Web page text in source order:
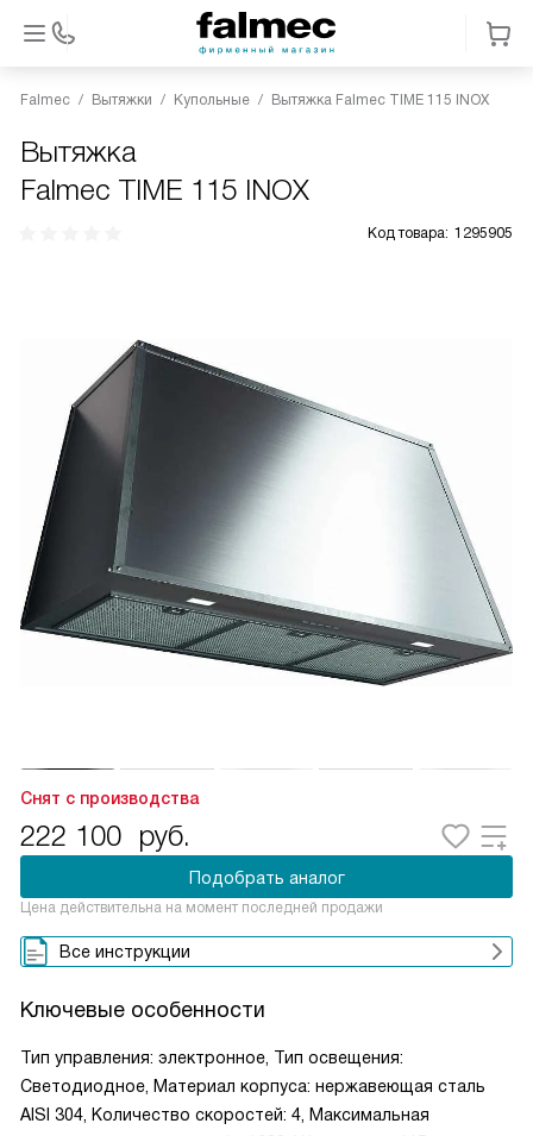
Falmec Вытяжки Купольные Вытяжка Falmec TIME 115 INOX
Вытяжка
Falmec TIME 115 INOX
Код товара: 1295905
Снят с производства
222 100 руб.
Подобрать аналог
Цена действительна на момент последней продажи
Все инструкции
Ключевые особенности
Тип управления: электронное, Тип освещения:
Светодиодное, Материал корпуса: нержавеющая сталь
AISI 304, Количество скоростей: 4, Максимальная